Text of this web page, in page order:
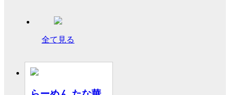
全て見る